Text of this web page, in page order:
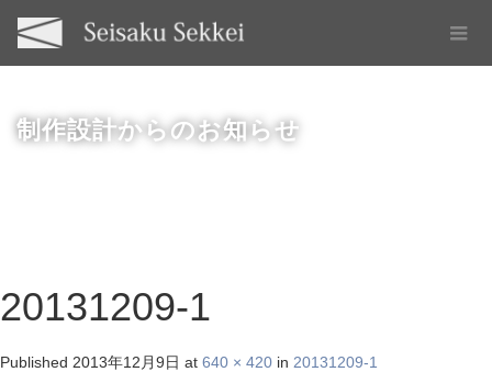
制作設計からのお知らせ
20131209-1
Published 2013年12月9日 at 640 × 420 in 20131209-1